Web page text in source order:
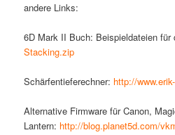
andere Links:
6D Mark II Buch: Beispieldateien
Stacking.zip
Schärfentieferechner: http://
Alternative Firmware für Canon,
Lantern: http://blog.planet5d.com/